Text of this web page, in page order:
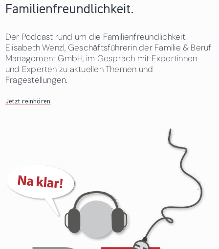
Familienfreundlichkeit.
Der Podcast rund um die Familienfreundlichkeit.
Elisabeth Wenzl, Geschäftsführerin der Familie & Beruf
Management GmbH, im Gespräch mit Expertinnen
und Experten zu aktuellen Themen und
Fragestellungen.
Jetzt reinhören